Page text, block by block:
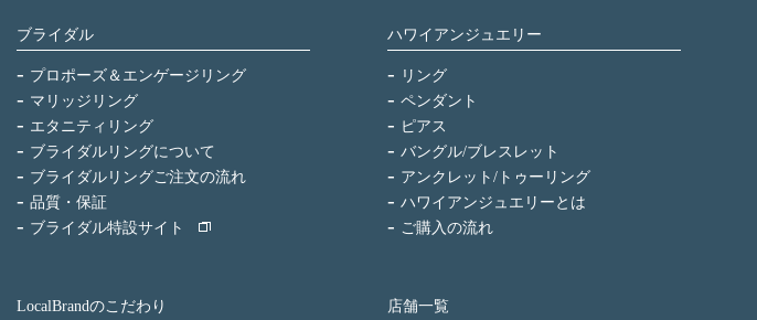
ブライダル
プロポーズ＆エンゲージリング
マリッジリング
エタニティリング
ブライダルリングについて
ブライダルリングご注文の流れ
品質・保証
ブライダル特設サイト
ハワイアンジュエリー
リング
ペンダント
ピアス
バングル/ブレスレット
アンクレット/トゥーリング
ハワイアンジュエリーとは
ご購入の流れ
LocalBrandのこだわり 店舗一覧